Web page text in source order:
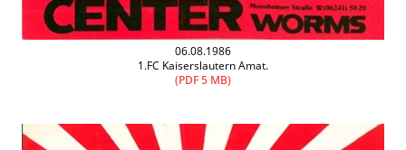
06.08.1986
1.FC Kaiserslautern Amat.
(PDF 5 MB)